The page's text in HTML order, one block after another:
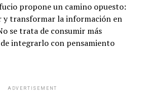
propone un camino opuesto:
y transformar la información en
se trata de consumir más
integrarlo con pensamiento
ADVERTISEMENT